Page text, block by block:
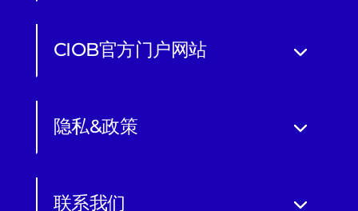
CIOB官方门户网站
隐私&政策
联系我们